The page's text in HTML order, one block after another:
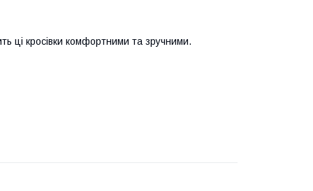
ці кросівки комфортними та зручними.